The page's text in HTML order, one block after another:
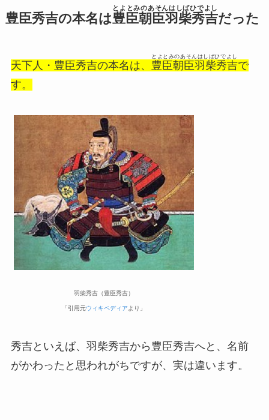
豊臣秀吉の本名は豊臣朝臣羽柴秀吉
とよとみのあそんはしばひでよし
だった
天下人・豊臣秀吉の本名は、 豊臣朝臣羽柴秀吉
とよとみのあそんはしばひでよし
で
す。
羽柴秀吉（豊臣秀吉）
「引用元ウィキペディア より」
秀吉といえば、羽柴秀吉から豊臣秀吉へと、名前
がかわったと思われがちですが、実は違います。